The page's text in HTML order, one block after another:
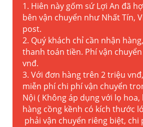
1. Hiên này gốm sứ Lợi An đã
bên vận chuyển như Nhất Tín,
post.
2. Quý khách chỉ cần nhận
thanh toán tiền. Phí vận
vnđ.
3. Với đơn hàng trên 2 triệu
miễn phí chi phí vận chuyển
Nội ( Không áp dụng với lọ hoa,
hàng cồng kềnh có kích thước
phải vận chuyển riêng biệt, chi